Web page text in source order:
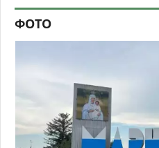
ФОТО